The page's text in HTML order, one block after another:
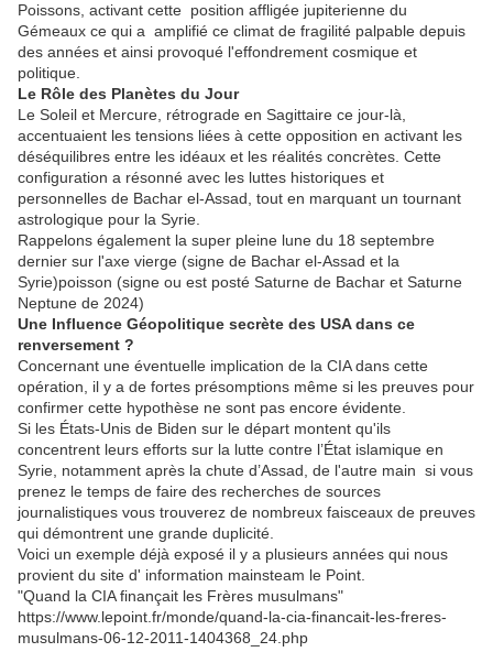
Poissons, activant cette position affligée jupiterienne du
Gémeaux ce qui a amplifié ce climat de fragilité palpable depuis
des années et ainsi provoqué l'effondrement cosmique et
politique.
Le Rôle des Planètes du Jour
Le Soleil et Mercure, rétrograde en Sagittaire ce jour-là,
accentuaient les tensions liées à cette opposition en activant les
déséquilibres entre les idéaux et les réalités concrètes. Cette
configuration a résonné avec les luttes historiques et
personnelles de Bachar el-Assad, tout en marquant un tournant
astrologique pour la Syrie.
Rappelons également la super pleine lune du 18 septembre
dernier sur l'axe vierge (signe de Bachar el-Assad et la
Syrie)poisson (signe ou est posté Saturne de Bachar et Saturne
Neptune de 2024)
Une Influence Géopolitique secrète des USA dans ce
renversement ?
Concernant une éventuelle implication de la CIA dans cette
opération, il y a de fortes présomptions même si les preuves pour
confirmer cette hypothèse ne sont pas encore évidente.
Si les États-Unis de Biden sur le départ montent qu'ils
concentrent leurs efforts sur la lutte contre l’État islamique en
Syrie, notamment après la chute d’Assad, de l'autre main si vous
prenez le temps de faire des recherches de sources
journalistiques vous trouverez de nombreux faisceaux de preuves
qui démontrent une grande duplicité.
Voici un exemple déjà exposé il y a plusieurs années qui nous
provient du site d' information mainsteam le Point.
"Quand la CIA finançait les Frères musulmans"
https://www.lepoint.fr/monde/quand-la-cia-financait-les-freres-
musulmans-06-12-2011-1404368_24.php